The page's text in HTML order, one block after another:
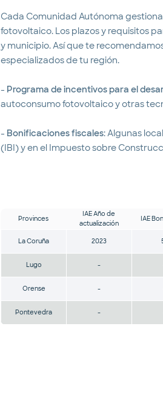
Cada Comunidad Autónoma
fotovoltaico. Los plazos y requisitos
y municipio. Así que te
especializados de tu región.
- Programa de incentivos para el
autoconsumo fotovoltaico y otras
- Bonificaciones fiscales: Algunas
(IBI) y en el Impuesto sobre
Provinces
IAE Año de
actualización
IAE
La Coruña 2023
Lugo -
Orense -
Pontevedra -